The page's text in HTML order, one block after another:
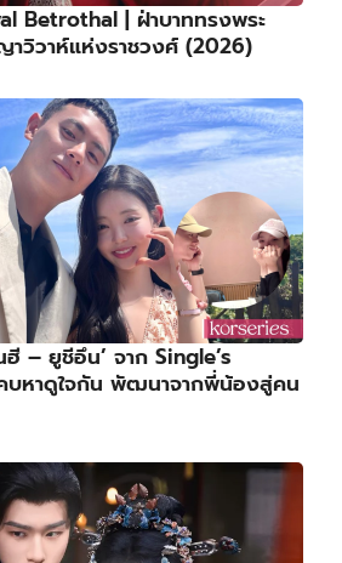
Betrothal | ฝ่าบาททรงพระ
วิวาห์แห่งราชวงศ์ (2026)
ฮี – ยูชีอึน’ จาก Single’s
บหาดูใจกัน พัฒนาจากพี่น้องสู่คน